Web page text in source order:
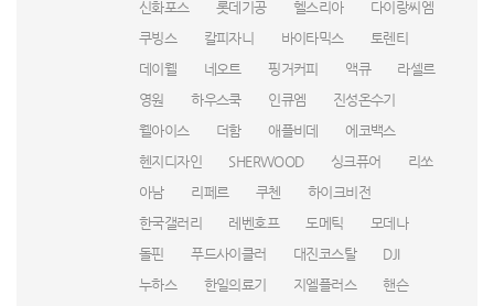
신화포스
롯데기공 헬스리아
다이랑씨엠
쿠빙스
칼피자니 바이타믹스
토렌티
데이웰
네오트 핑거커피 액큐
라셀르
영원
하우스쿡 인큐엠
진성온수기
웰아이스
더함 애플비데
에코백스
헨지디자인
SHERWOOD 싱크퓨어
리쏘
아남
리페르 쿠첸
하이크비전
한국갤러리
레벤호프 도메틱
모데나
돌핀
푸드사이클러 대진코스탈
DJI
누하스
한일의료기 지엘플러스
핸슨